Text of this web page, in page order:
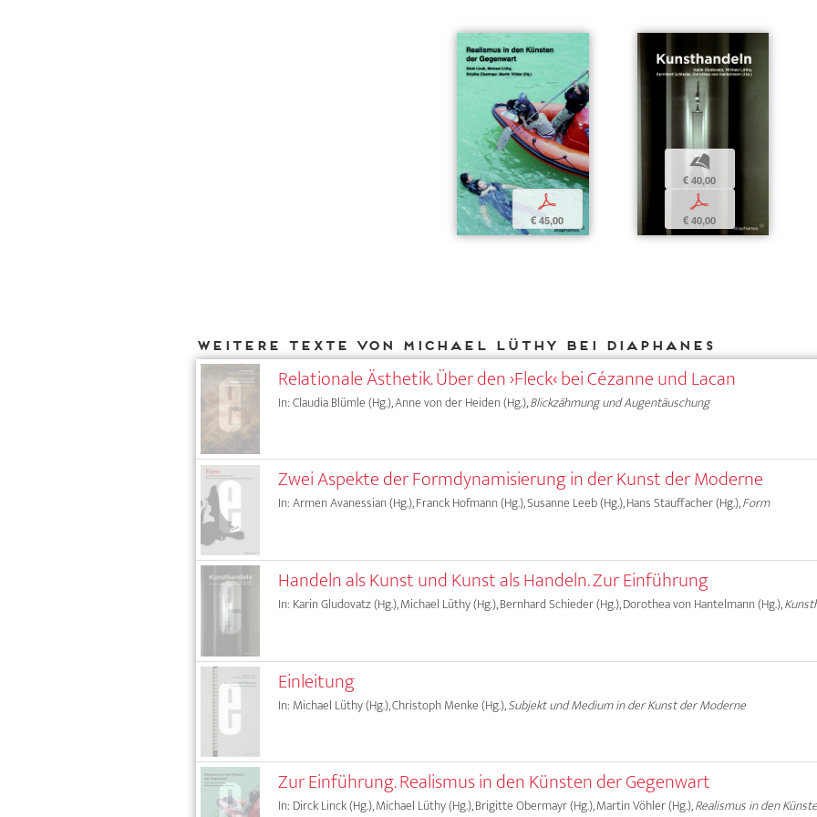
p
€ 45,00
b
€ 40,00
p
€ 40,00
Weitere Texte von Michael Lüthy bei DIAPHANES
Relationale Ästhetik. Über den ›Fleck‹ bei Cézanne und Lacan
In: Claudia Blümle (Hg.), Anne von der Heiden (Hg.),Blickzähmung und Augentäuschung
Zwei Aspekte der Formdynamisierung in der Kunst der Moderne
In: Armen Avanessian (Hg.), Franck Hofmann (Hg.), Susanne Leeb (Hg.), Hans Stauffacher (Hg.),Form
Handeln als Kunst und Kunst als Handeln. Zur Einführung
In: Karin Gludovatz (Hg.), Michael Lüthy (Hg.), Bernhard Schieder (Hg.), Dorothea von Hantelmann (Hg.),
Einleitung
In: Michael Lüthy (Hg.), Christoph Menke (Hg.),Subjekt und Medium in der Kunst der Moderne
Zur Einführung. Realismus in den Künsten der Gegenwart
In: Dirck Linck (Hg.), Michael Lüthy (Hg.), Brigitte Obermayr (Hg.), Martin Vöhler (Hg.),Realismus in den